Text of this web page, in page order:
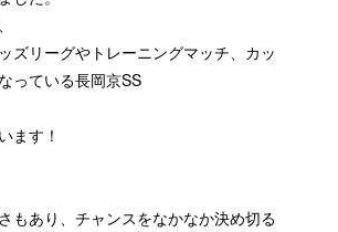
ズリーグやトレーニングマッチ、カッ
っている長岡京SS
ます！
もあり、チャンスをなかなか決め切る